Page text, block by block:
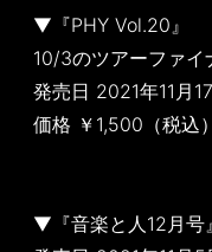
▼『PHY Vol.20』
10/3のツアーファイ
発売日 2021年11月17
価格 ￥1,500（税込）
▼『音楽と人12月号』